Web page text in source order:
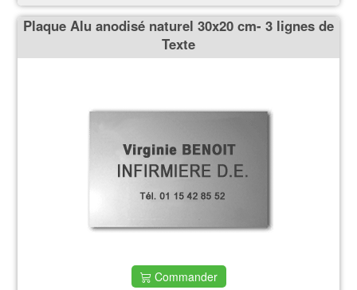
Plaque Alu anodisé naturel 30x20 cm- 3 lignes de
Texte
Commander